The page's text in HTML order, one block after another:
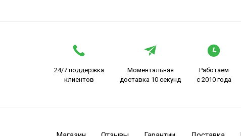
24/7 поддержка
клиентов
Моментальная
доставка 10 секунд
Работаем
с 2010 года